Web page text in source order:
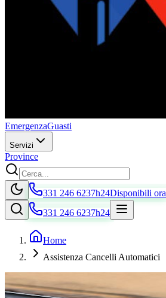
EmergenzaGuasti
Servizi
Province
331 246 6237h24Disponibili ora
331 246 6237h24
Home
Assistenza Cancelli Automatici